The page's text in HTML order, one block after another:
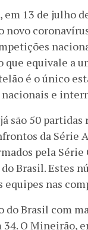
13 de julho
que equivale a
é o único
e
são 50
da Série
pela
Brasil. Estes
equipes nas
do Brasil com
34. O Mineirão,